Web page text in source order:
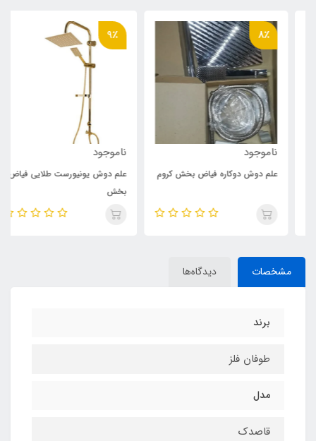
8٪
ناموجود
علم دوش دوکاره فیاض بخش کروم
9٪
ناموجود
علم دوش یونیورست طلایی فیاض
بخش
مشخصات دیدگاه‌ها
برند
طوفان فلز
مدل
قاصدک